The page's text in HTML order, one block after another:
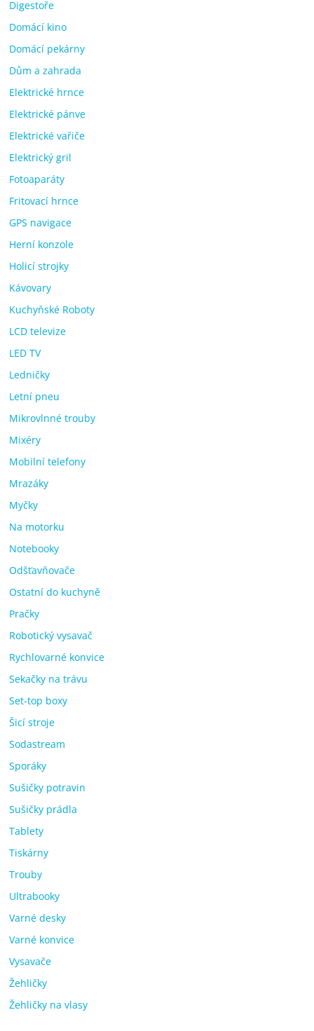
Digestoře
Domácí kino
Domácí pekárny
Dům a zahrada
Elektrické hrnce
Elektrické pánve
Elektrické vařiče
Elektrický gril
Fotoaparáty
Fritovací hrnce
GPS navigace
Herní konzole
Holicí strojky
Kávovary
Kuchyňské Roboty
LCD televize
LED TV
Ledničky
Letní pneu
Mikrovlnné trouby
Mixéry
Mobilní telefony
Mrazáky
Myčky
Na motorku
Notebooky
Odšťavňovače
Ostatní do kuchyně
Pračky
Robotický vysavač
Rychlovarné konvice
Sekačky na trávu
Set-top boxy
Šicí stroje
Sodastream
Sporáky
Sušičky potravin
Sušičky prádla
Tablety
Tiskárny
Trouby
Ultrabooky
Varné desky
Varné konvice
Vysavače
Žehličky
Žehličky na vlasy